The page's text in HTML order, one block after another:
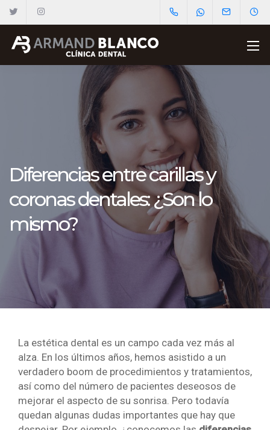
Diferencias entre carillas y
coronas dentales: ¿Son lo
mismo?
La estética dental es un campo cada vez más al
alza. En los últimos años, hemos asistido a un
verdadero boom de procedimientos y tratamientos,
así como del número de pacientes deseosos de
mejorar el aspecto de su sonrisa. Pero todavía
quedan algunas dudas importantes que hay que